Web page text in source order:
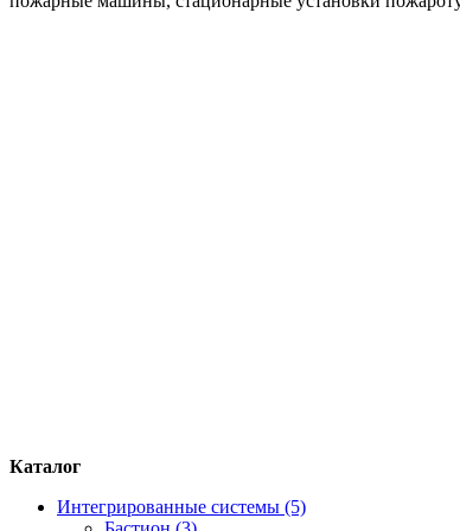
Каталог
Интегрированные системы (5)